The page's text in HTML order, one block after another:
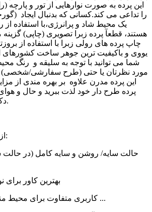
این پرده به صورت نوارهایی از تور و پارچه
یک محیط شاد و پرانرژی،با استفاده
هستند، قطعآ پرده زبرا تصویری (چاپی)
چاپ پرده های رولی زبرا با استفاده از
یووی و باکیفیت ترین جوهر ساخت کشورهای
شما می توانید با توجه به سلیقه و رنگ
مورد نظرتان یا حتی (طرح سفارشی/شخصی)
این پرده مدرن علاوه بر بهره مندی از
پرده طرح دار خود لذت ببرید و حال و
دکوراسیونتان ایجاد کنید.
از دیگر مزایای این پرده:
✨ کاربری متفاوت برای محیط منزل،اداری،تجاری و ...